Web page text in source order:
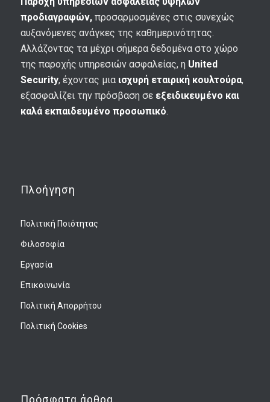
προδιαγραφών,προσαρμοσμένες στις συνεχώς
αυξανόμενες ανάγκες της καθημερινότητας.
Αλλάζοντας τα μέχρι σήμερα δεδομένα στο χώρο
της παροχής υπηρεσιών ασφαλείας, η United
Security, έχοντας μια ισχυρή εταιρική κουλτούρα,
εξασφαλίζει την πρόσβαση σε εξειδικευμένο και
καλά εκπαιδευμένο προσωπικό.
Πλοήγηση
Πολιτική Ποιότητας
Φιλοσοφία
Εργασία
Επικοινωνία
Πολιτική Απορρήτου
Πολιτική Cookies